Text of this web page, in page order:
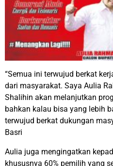
“Semua ini terwujud berkat
dari masyarakat. Saya Aulia
Shalihin akan melanjutkan
bahkan kalau bisa yang lebih
terwujud berkat dukungan
Basri
Aulia juga mengingatkan
khususnya 60% pemilih yang